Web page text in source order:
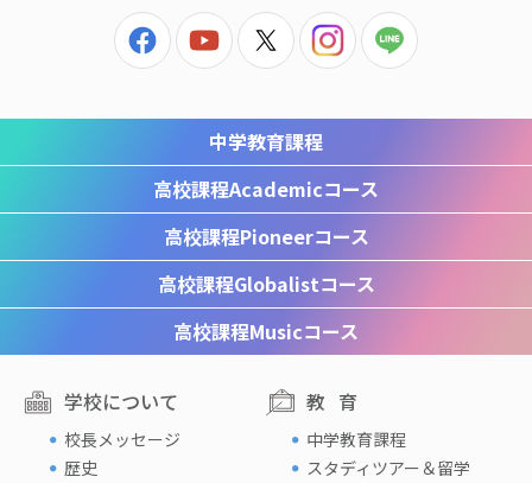
中学教育課程
高校課程Academicコース
高校課程Pioneerコース
高校課程Globalistコース
高校課程Musicコース
学校について
校長メッセージ
歴史
教育
中学教育課程
スタディツアー＆留学